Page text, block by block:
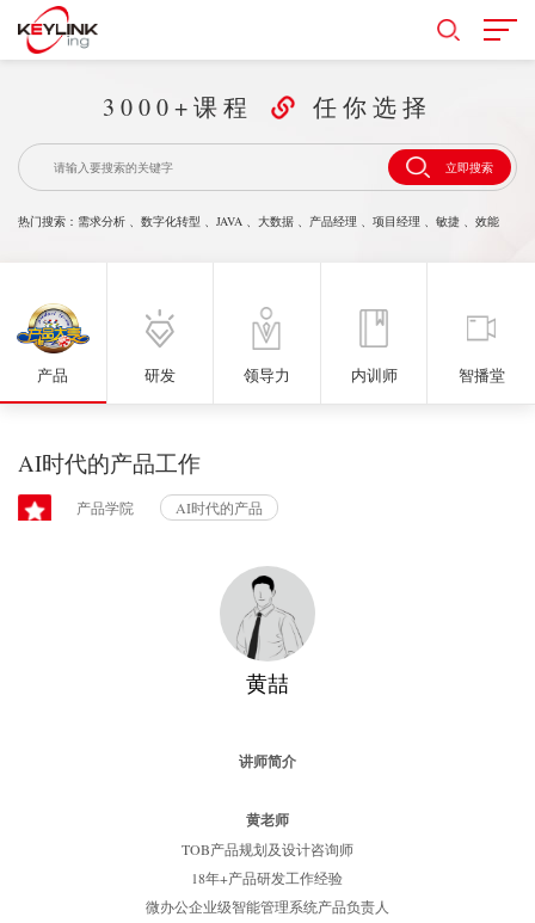
3000+课程 任你选择
立即搜索
热门搜索： 需求分析 、 数字化转型 、 JAVA 、 大数据 、 产品经理 、 项目经理 、 敏捷 、 效能
产品 研发 领导力 内训师 智播堂
AI时代的产品工作
产品学院 AI时代的产品
黄喆
讲师简介
黄老师
TOB产品规划及设计咨询师
18年+产品研发工作经验
微办公企业级智能管理系统产品负责人